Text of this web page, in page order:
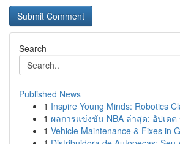
Search
Published News
1 Inspire Young Minds: Robotics
1 ผลการแข่งขัน NBA ล่าสุด: อัปเด
1 Vehicle Maintenance & Fixes in